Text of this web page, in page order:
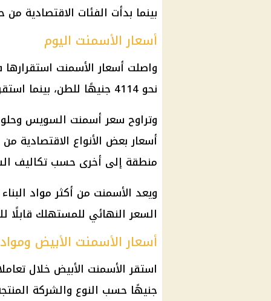
بينما بدأت الفئات الاقتصادية من حدود 36 ألف
أسعار الأسمنت اليوم
واصلت أسعار الأسمنت
نحو 4114 جنيهًا للطن، بينما استقر أسمنت السويدي عند 3650 جنيهًا للطن.
منطقة إلى أخرى حسب تكاليف
ويعد الأسمنت من أكثر مواد
السعر النهائي للمستهلك قابلًا
أسعار الأسمنت الأبيض ومواد
جنيهًا حسب النوع والشركة